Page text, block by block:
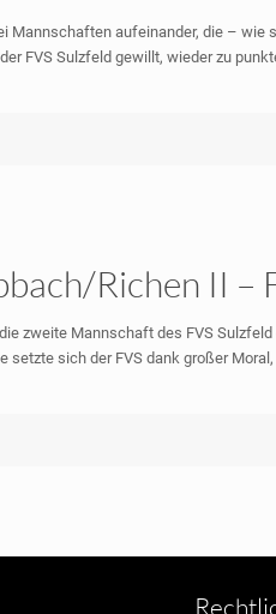
Mannschaften aufeinander, die –
FVS Sulzfeld gewillt, wieder zu
Richen II –
zweite Mannschaft des FVS
setzte sich der FVS dank großer